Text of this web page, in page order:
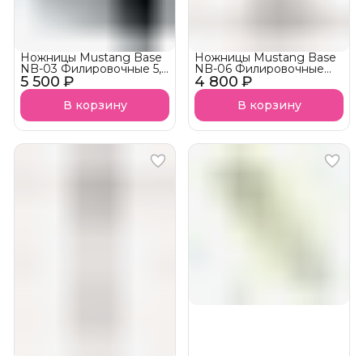
5 500 ₽
Ножницы Mustang Base
NB-03 Филировочные 5,5
дюйм
В корзину
4 800 ₽
Ножницы Mustang Base
NB-06 Филировочные
6,0 дюйм
В корзину